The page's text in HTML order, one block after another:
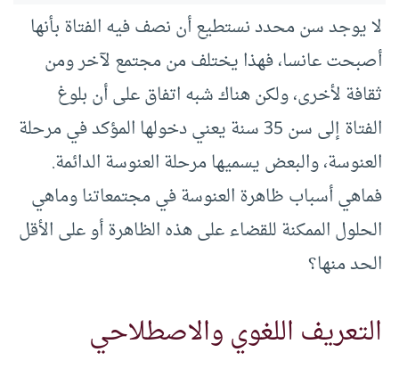
لا يوجد سن محدد نستطيع أن نصف فيه الفتاة بأنها
أصبحت عانسا، فهذا يختلف من مجتمع لآخر ومن
ثقافة لأخرى، ولكن هناك شبه اتفاق على أن بلوغ
الفتاة إلى سن 35 سنة يعني دخولها المؤكد في مرحلة
العنوسة، والبعض يسميها مرحلة العنوسة الدائمة.
فماهي أسباب ظاهرة العنوسة في مجتمعاتنا وماهي
الحلول الممكنة للقضاء على هذه الظاهرة أو على الأقل
الحد منها؟
التعريف اللغوي والاصطلاحي